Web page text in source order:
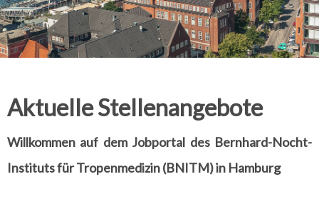
Aktuelle Stellenangebote
Willkommen auf dem Jobportal des Bernhard-Nocht-
Instituts für Tropenmedizin (BNITM) in Hamburg